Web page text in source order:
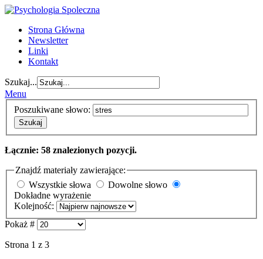
Strona Główna
Newsletter
Linki
Kontakt
Szukaj...
Menu
Poszukiwane słowo:
Szukaj
Łącznie: 58 znalezionych pozycji.
Znajdź materiały zawierające:
Wszystkie słowa
Dowolne słowo
Dokładne wyrażenie
Kolejność:
Pokaż #
Strona 1 z 3